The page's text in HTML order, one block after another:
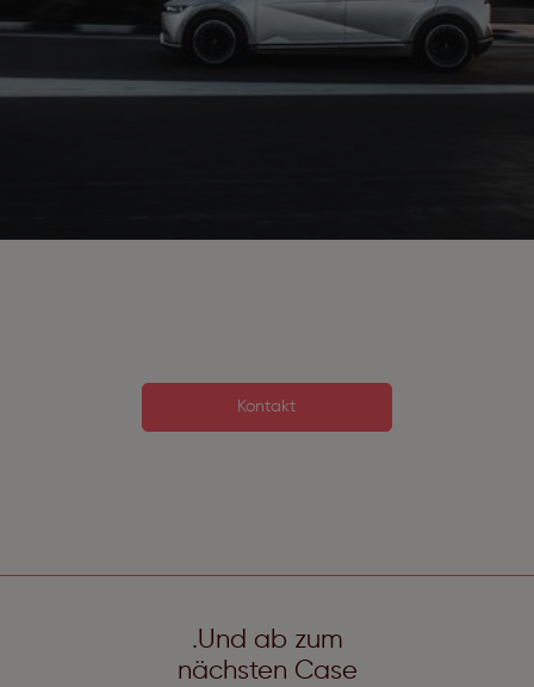
Kontakt
.Und ab zum
nächsten Case